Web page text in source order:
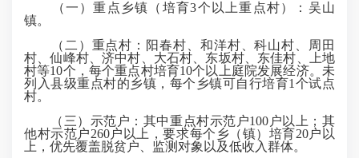
（一）重点乡镇（培育3个以上重点村）：吴山
镇。
（二）重点村：阳春村、和洋村、科山村、周田
村、仙峰村、济中村、大石村、东坂村、东佳村、上地
村等10个，每个重点村培育10个以上庭院发展经济。未
列入县级重点村的乡镇，每个乡镇可自行培育1个试点
村。
（三）示范户：其中重点村示范户100户以上；其
他村示范户260户以上，要求每个乡（镇）培育20户以
上，优先覆盖脱贫户、监测对象以及低收入群体。